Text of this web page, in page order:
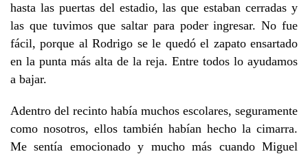
hasta las puertas del estadio, las que estaban cerradas y
las que tuvimos que saltar para poder ingresar. No fue
fácil, porque al Rodrigo se le quedó el zapato ensartado
en la punta más alta de la reja. Entre todos lo ayudamos
a bajar.
Adentro del recinto había muchos escolares, seguramente
como nosotros, ellos también habían hecho la cimarra.
Me sentía emocionado y mucho más cuando Miguel